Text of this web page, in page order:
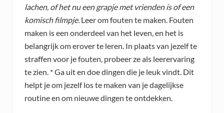
lachen, of het nu een grapje met vrienden is of een
komisch filmpje. Leer om fouten te maken. Fouten
maken is een onderdeel van het leven, en het is
belangrijk om erover te leren. In plaats van jezelf te
straffen voor je fouten, probeer ze als leerervaring
te zien. * Ga uit en doe dingen die je leuk vindt. Dit
helpt je om jezelf los te maken van je dagelijkse
routine en om nieuwe dingen te ontdekken.